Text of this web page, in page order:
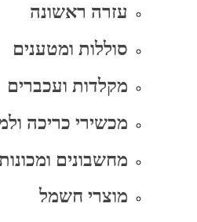
עזרה ראשונה
סוללות ומטענים
מקלדות ועכברים
מכשירי כריכה
מחשבונים
מוצרי חשמל